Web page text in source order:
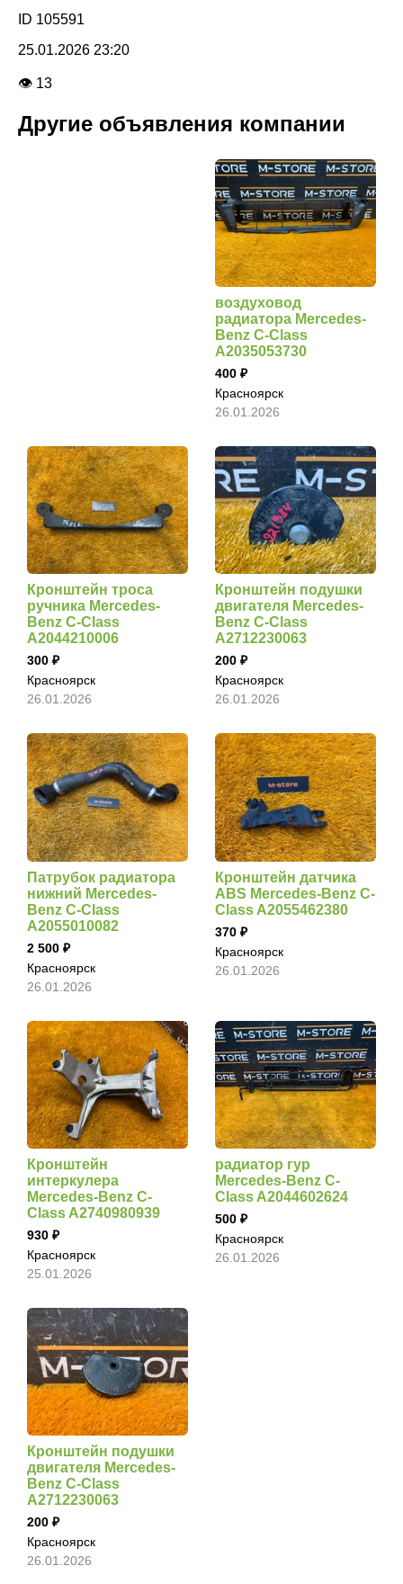
ID 105591
25.01.2026 23:20
👁 13
Другие объявления компании
воздуховод
радиатора Mercedes-
Benz C-Class
A2035053730
400
Красноярск
26.01.2026
Кронштейн троса
ручника Mercedes-
Benz C-Class
A2044210006
300
Красноярск
26.01.2026
Кронштейн подушки
двигателя Mercedes-
Benz C-Class
A2712230063
200
Красноярск
26.01.2026
Патрубок радиатора
нижний Mercedes-
Benz C-Class
A2055010082
2 500
Красноярск
26.01.2026
Кронштейн датчика
ABS Mercedes-Benz C-
Class A2055462380
370
Красноярск
26.01.2026
Кронштейн
интеркулера
Mercedes-Benz C-
Class A2740980939
930
Красноярск
25.01.2026
радиатор гур
Mercedes-Benz C-
Class A2044602624
500
Красноярск
26.01.2026
Кронштейн подушки
двигателя Mercedes-
Benz C-Class
A2712230063
200
Красноярск
26.01.2026